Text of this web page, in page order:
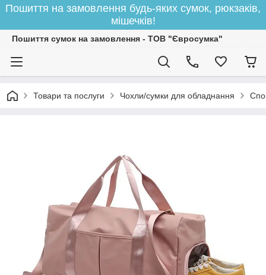
Пошиття на замовлення будь-яких сумок, рюкзаків,
мішечків!
Пошиття сумок на замовлення - ТОВ "Євросумка"
Товари та послуги Чохли/сумки для обладнання